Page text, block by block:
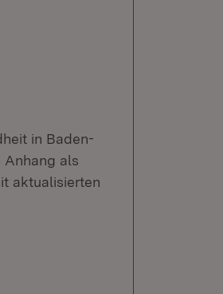
in Baden-
Anhang als
aktualisierten